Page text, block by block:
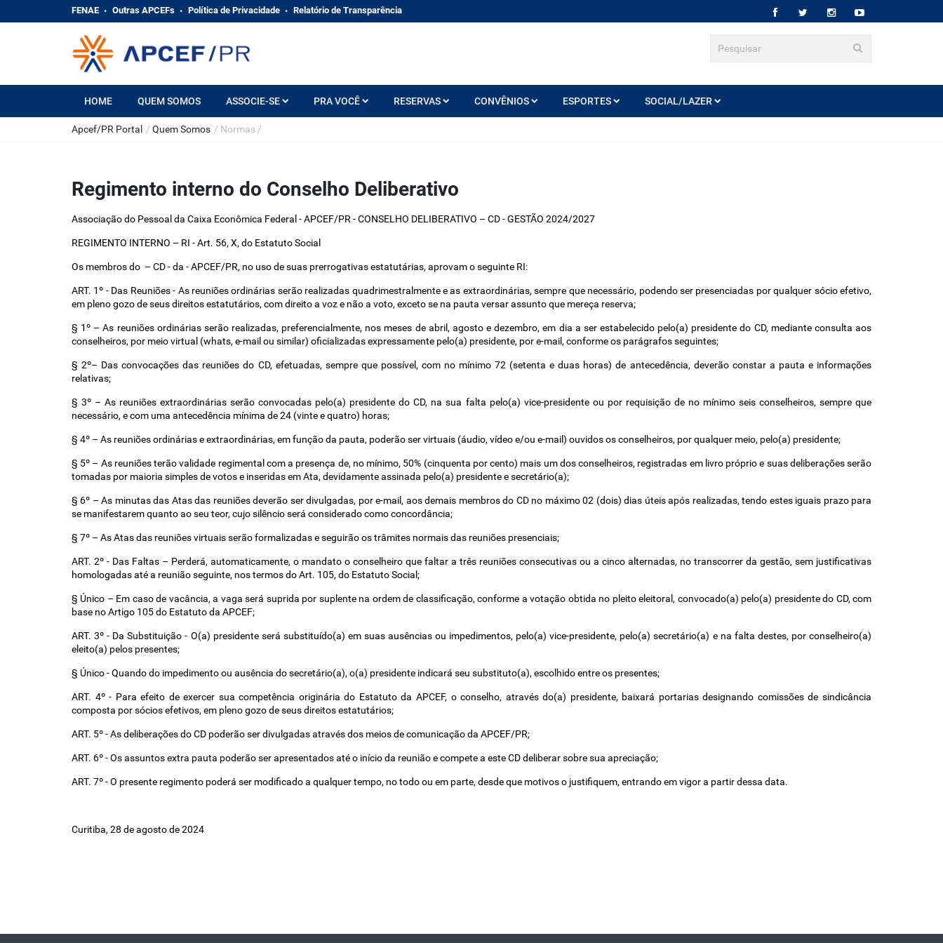
FENAE Outras APCEFs Política de Privacidade Relatório de Transparência
HOME QUEM SOMOS ASSOCIE-SE PRA VOCÊ RESERVAS CONVÊNIOS ESPORTES SOCIAL/LAZER
Apcef/PR Portal / Quem Somos / Normas /
Regimento interno do Conselho Deliberativo
Associação do Pessoal da Caixa Econômica Federal - APCEF/PR - CONSELHO DELIBERATIVO – CD - GESTÃO 2024/2027
REGIMENTO INTERNO – RI - Art. 56, X, do Estatuto Social
Os membros do  – CD - da - APCEF/PR, no uso de suas prerrogativas estatutárias, aprovam o seguinte RI:
ART. 1º - Das Reuniões - As reuniões ordinárias serão realizadas quadrimestralmente e as extraordinárias, sempre que necessário, podendo ser presenciadas por qualquer sócio efetivo,
em pleno gozo de seus direitos estatutários, com direito a voz e não a voto, exceto se na pauta versar assunto que mereça reserva;
§ 1º – As reuniões ordinárias serão realizadas, preferencialmente, nos meses de abril, agosto e dezembro, em dia a ser estabelecido pelo(a) presidente do CD, mediante consulta aos
conselheiros, por meio virtual (whats, e-mail ou similar) oficializadas expressamente pelo(a) presidente, por e-mail, conforme os parágrafos seguintes;
§ 2º– Das convocações das reuniões do CD, efetuadas, sempre que possível, com no mínimo 72 (setenta e duas horas) de antecedência, deverão constar a pauta e informações
relativas;
§ 3º – As reuniões extraordinárias serão convocadas pelo(a) presidente do CD, na sua falta pelo(a) vice-presidente ou por requisição de no mínimo seis conselheiros, sempre que
necessário, e com uma antecedência mínima de 24 (vinte e quatro) horas;
§ 4º – As reuniões ordinárias e extraordinárias, em função da pauta, poderão ser virtuais (áudio, vídeo e/ou e-mail) ouvidos os conselheiros, por qualquer meio, pelo(a) presidente;
§ 5º – As reuniões terão validade regimental com a presença de, no mínimo, 50% (cinquenta por cento) mais um dos conselheiros, registradas em livro próprio e suas deliberações serão
tomadas por maioria simples de votos e inseridas em Ata, devidamente assinada pelo(a) presidente e secretário(a);
§ 6º – As minutas das Atas das reuniões deverão ser divulgadas, por e-mail, aos demais membros do CD no máximo 02 (dois) dias úteis após realizadas, tendo estes iguais prazo para
se manifestarem quanto ao seu teor, cujo silêncio será considerado como concordância;
§ 7º – As Atas das reuniões virtuais serão formalizadas e seguirão os trâmites normais das reuniões presenciais;
ART. 2º - Das Faltas – Perderá, automaticamente, o mandato o conselheiro que faltar a três reuniões consecutivas ou a cinco alternadas, no transcorrer da gestão, sem justificativas
homologadas até a reunião seguinte, nos termos do Art. 105, do Estatuto Social;
§ Único – Em caso de vacância, a vaga será suprida por suplente na ordem de classificação, conforme a votação obtida no pleito eleitoral, convocado(a) pelo(a) presidente do CD, com
base no Artigo 105 do Estatuto da APCEF;
ART. 3º - Da Substituição - O(a) presidente será substituído(a) em suas ausências ou impedimentos, pelo(a) vice-presidente, pelo(a) secretário(a) e na falta destes, por conselheiro(a)
eleito(a) pelos presentes;
§ Único - Quando do impedimento ou ausência do secretário(a), o(a) presidente indicará seu substituto(a), escolhido entre os presentes;
ART. 4º - Para efeito de exercer sua competência originária do Estatuto da APCEF, o conselho, através do(a) presidente, baixará portarias designando comissões de sindicância
composta por sócios efetivos, em pleno gozo de seus direitos estatutários;
ART. 5º - As deliberações do CD poderão ser divulgadas através dos meios de comunicação da APCEF/PR;
ART. 6º - Os assuntos extra pauta poderão ser apresentados até o início da reunião e compete a este CD deliberar sobre sua apreciação;
ART. 7º - O presente regimento poderá ser modificado a qualquer tempo, no todo ou em parte, desde que motivos o justifiquem, entrando em vigor a partir dessa data.
Curitiba, 28 de agosto de 2024